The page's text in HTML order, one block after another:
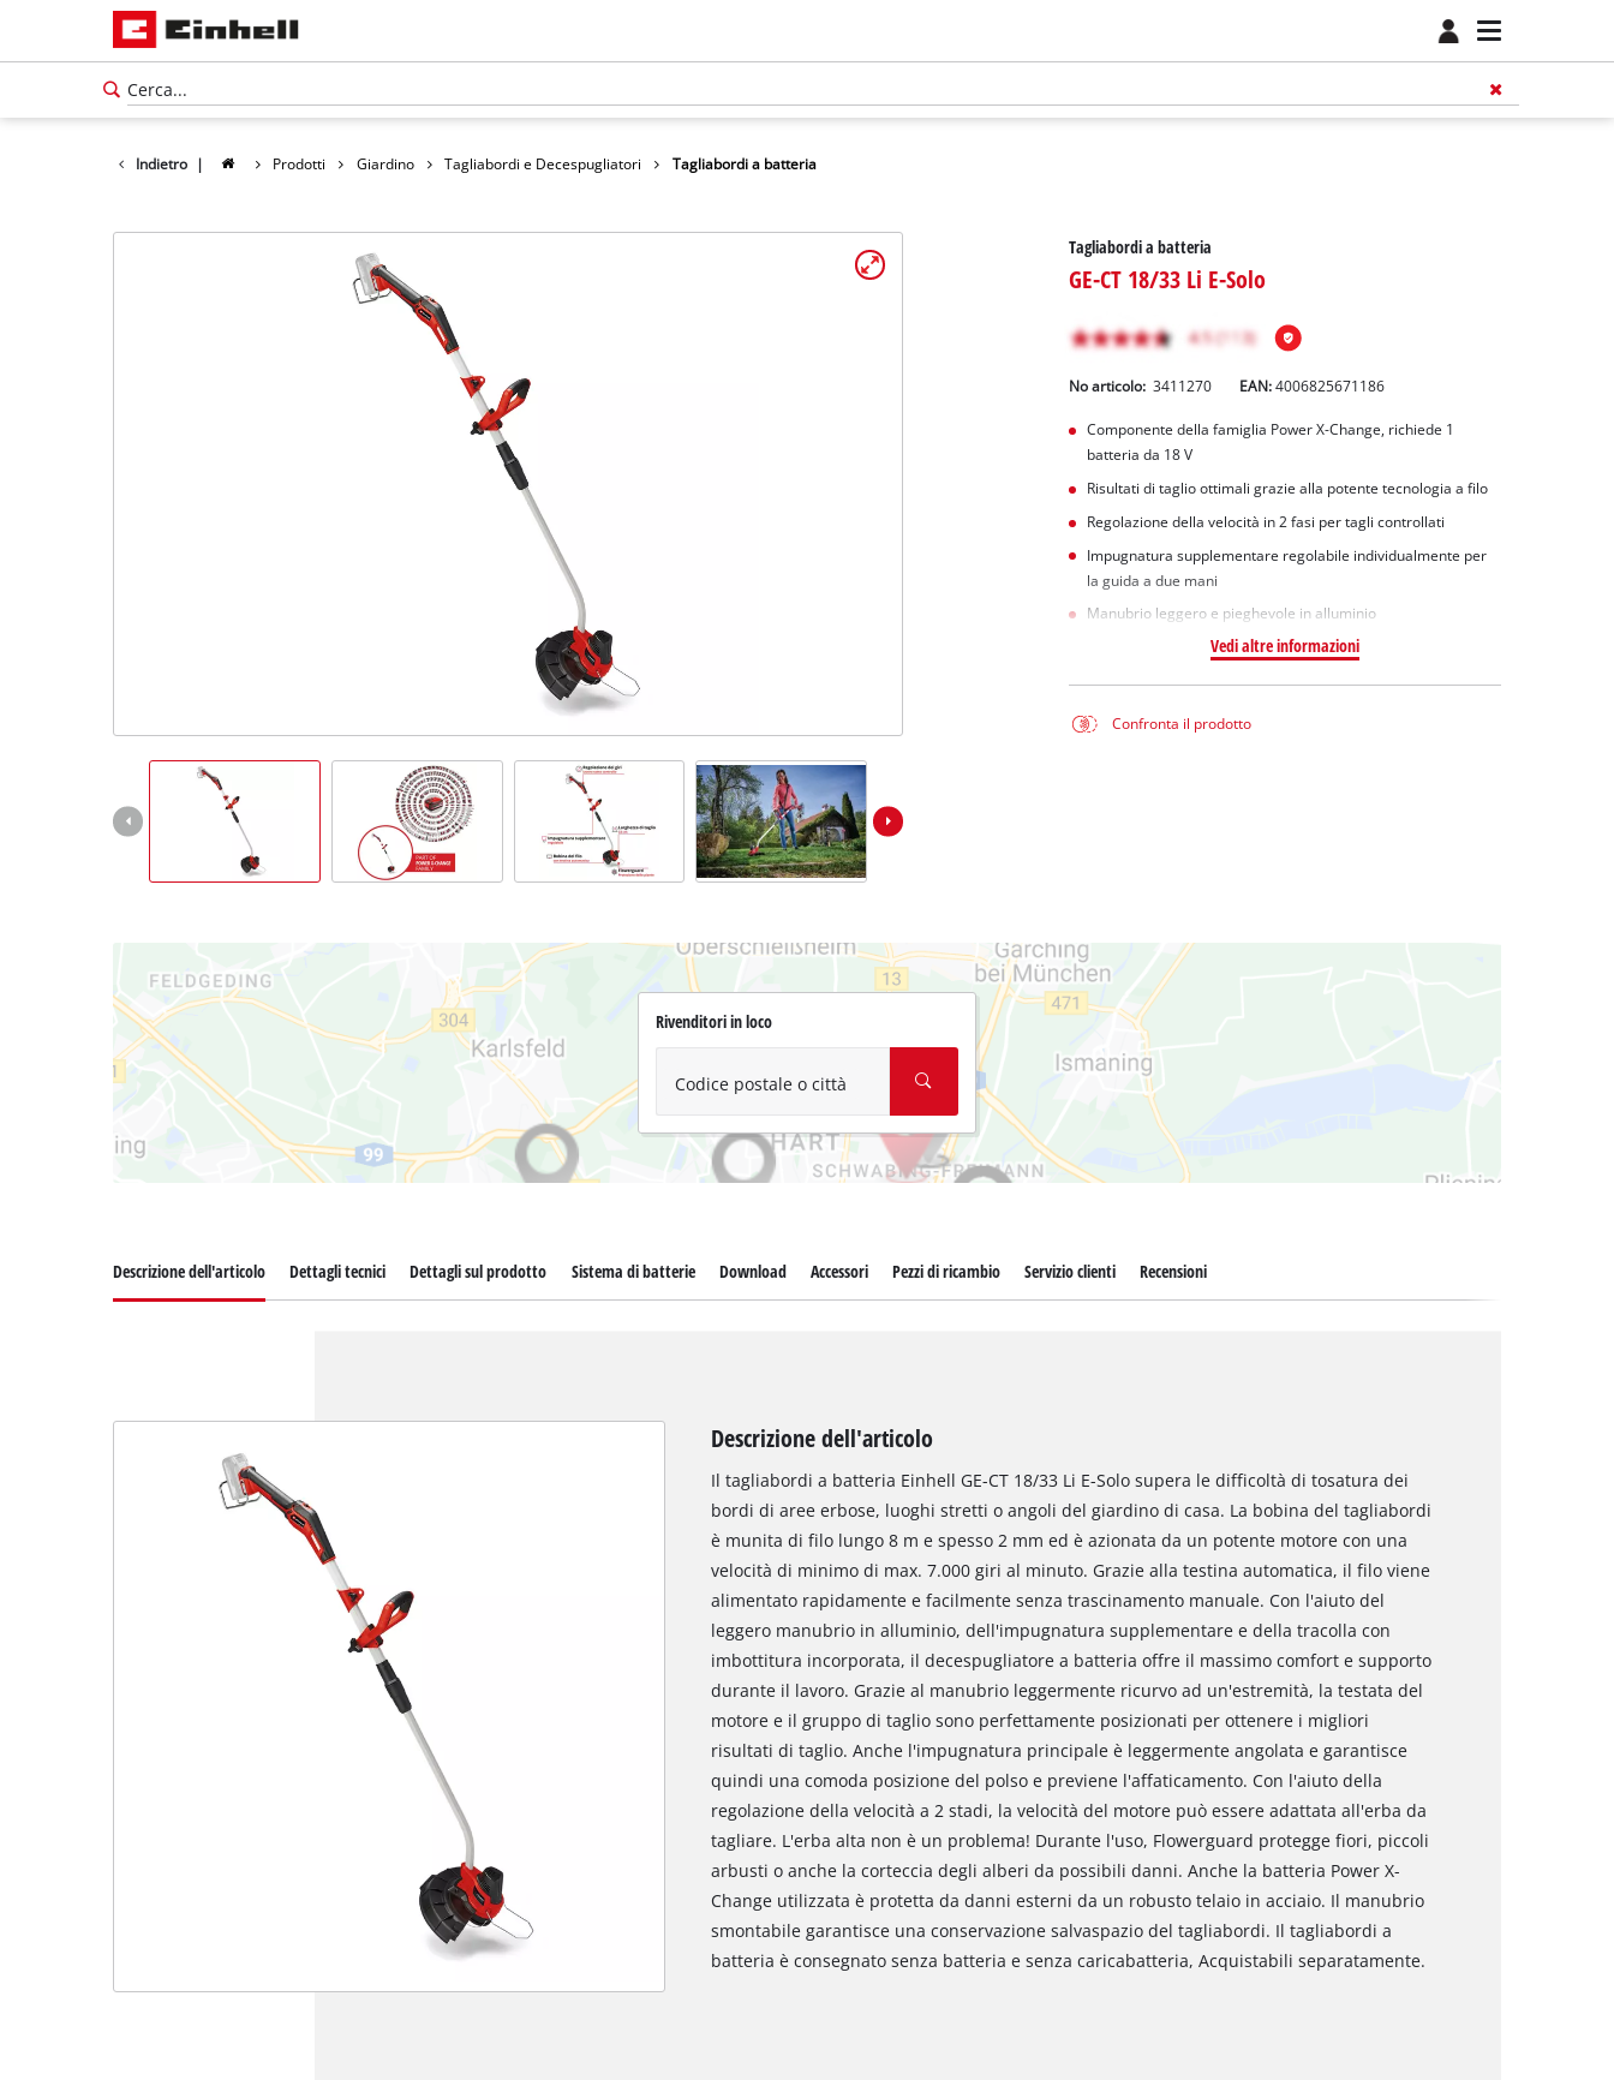
Indietro | Prodotti Giardino Tagliabordi e Decespugliatori Tagliabordi a batteria
Tagliabordi a batteria
GE-CT 18/33 Li E-Solo
No articolo: 3411270 EAN:4006825671186
Componente della famiglia Power X-Change, richiede 1
batteria da 18 V
Risultati di taglio ottimali grazie alla potente tecnologia a filo
Regolazione della velocità in 2 fasi per tagli controllati
Impugnatura supplementare regolabile individualmente per
la guida a due mani
Manubrio leggero e pieghevole in alluminio
Vedi altre informazioni
Confronta il prodotto
Rivenditori in loco
Codice postale o città
Descrizione dell'articolo Dettagli tecnici Dettagli sul prodotto Sistema di batterie Download Accessori Pezzi di ricambio Servizio clienti Recensioni
Descrizione dell'articolo
Il tagliabordi a batteria Einhell GE-CT 18/33 Li E-Solo supera le difficoltà di tosatura dei
bordi di aree erbose, luoghi stretti o angoli del giardino di casa. La bobina del tagliabordi
è munita di filo lungo 8 m e spesso 2 mm ed è azionata da un potente motore con una
velocità di minimo di max. 7.000 giri al minuto. Grazie alla testina automatica, il filo viene
alimentato rapidamente e facilmente senza trascinamento manuale. Con l'aiuto del
leggero manubrio in alluminio, dell'impugnatura supplementare e della tracolla con
imbottitura incorporata, il decespugliatore a batteria offre il massimo comfort e supporto
durante il lavoro. Grazie al manubrio leggermente ricurvo ad un'estremità, la testata del
motore e il gruppo di taglio sono perfettamente posizionati per ottenere i migliori
risultati di taglio. Anche l'impugnatura principale è leggermente angolata e garantisce
quindi una comoda posizione del polso e previene l'affaticamento. Con l'aiuto della
regolazione della velocità a 2 stadi, la velocità del motore può essere adattata all'erba da
tagliare. L'erba alta non è un problema! Durante l'uso, Flowerguard protegge fiori, piccoli
arbusti o anche la corteccia degli alberi da possibili danni. Anche la batteria Power X-
Change utilizzata è protetta da danni esterni da un robusto telaio in acciaio. Il manubrio
smontabile garantisce una conservazione salvaspazio del tagliabordi. Il tagliabordi a
batteria è consegnato senza batteria e senza caricabatteria, Acquistabili separatamente.